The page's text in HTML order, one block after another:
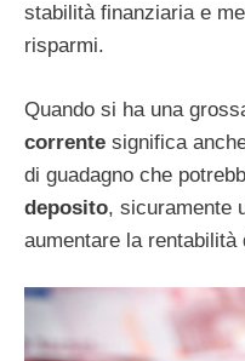
stabilità finanziaria e
risparmi.
Quando si ha una
corrente significa
di guadagno che
deposito, sicuramente
aumentare la